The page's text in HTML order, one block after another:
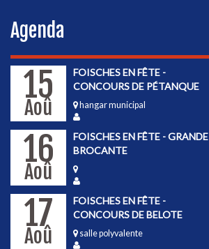
Agenda
15
Aoû
FOISCHES EN FÊTE -
CONCOURS DE PÉTANQUE
hangar municipal
16
Aoû
FOISCHES EN FÊTE - GRANDE
BROCANTE
17
Aoû
FOISCHES EN FÊTE -
CONCOURS DE BELOTE
salle polyvalente